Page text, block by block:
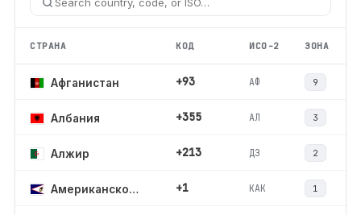
СТРАНА КОД ИСО-2 ЗОНА
Афганистан +93 АФ 9
Албания +355 АЛ 3
Алжир +213 ДЗ 2
Американское Самоа +1 КАК 1